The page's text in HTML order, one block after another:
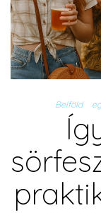
Belföld